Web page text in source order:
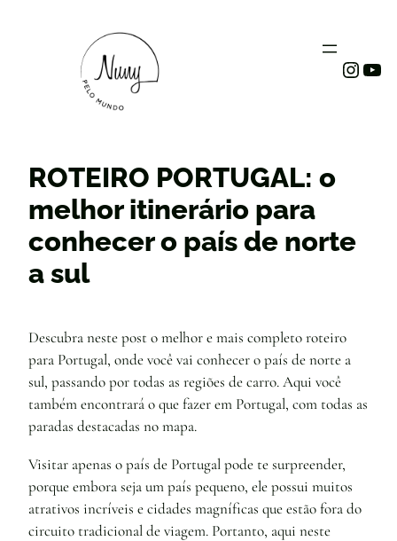
ROTEIRO PORTUGAL: o
melhor itinerário para
conhecer o país de norte
a sul
Descubra neste post o melhor e mais completo roteiro
para Portugal, onde você vai conhecer o país de norte a
sul, passando por todas as regiões de carro. Aqui você
também encontrará o que fazer em Portugal, com todas as
paradas destacadas no mapa.
Visitar apenas o país de Portugal pode te surpreender,
porque embora seja um país pequeno, ele possui muitos
atrativos incríveis e cidades magníficas que estão fora do
circuito tradicional de viagem. Portanto, aqui neste